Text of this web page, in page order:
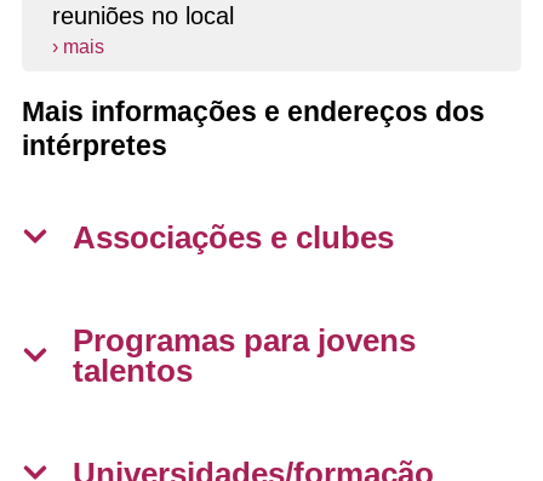
reuniões no local
› mais
Mais informações e endereços dos
intérpretes
Associações e clubes
Programas para jovens
talentos
Universidades/formação